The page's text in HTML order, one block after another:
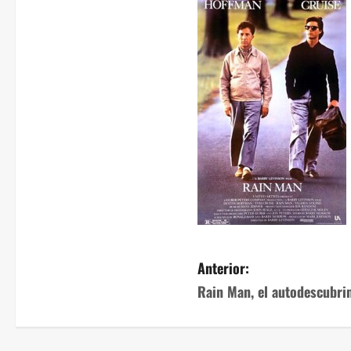
Anterior:
Rain Man, el